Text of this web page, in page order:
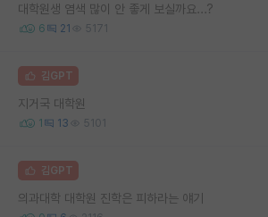
대학원생 염색 많이 안 좋게 보실까요...?
6 21 5171
김GPT
지거국 대학원
1 13 5101
김GPT
의과대학 대학원 진학은 피하라는 얘기